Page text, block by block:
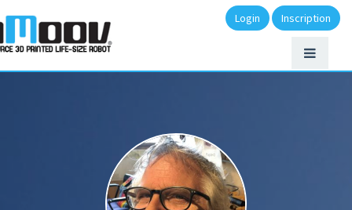
Login Inscription